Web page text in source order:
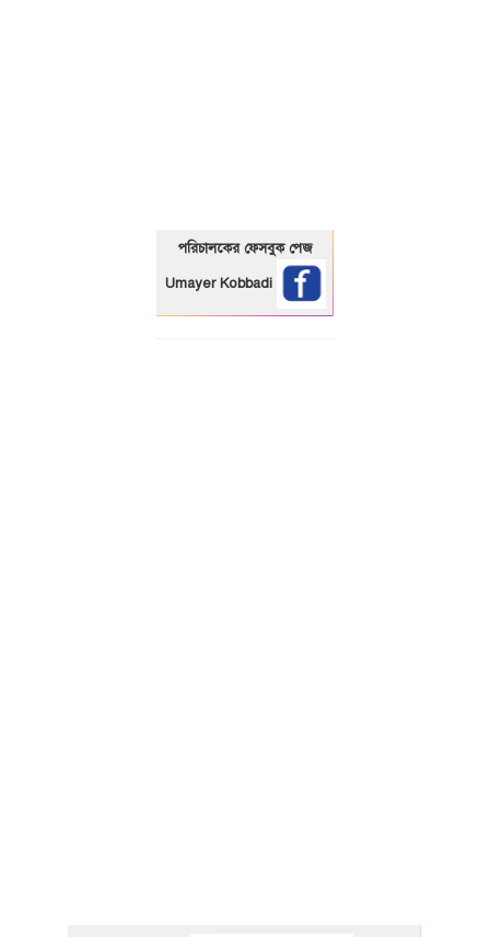
পরিচালকের ফেসবুক পেজ
Umayer Kobbadi